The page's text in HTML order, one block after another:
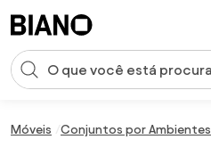
Entrada de pesquisa
Móveis Conjuntos por Ambientes